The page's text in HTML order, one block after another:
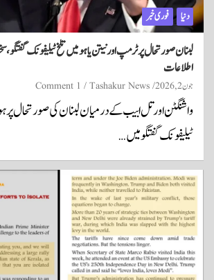
دنیا فوری خبر
لبنان صورتحال پر ٹرمپ اور نیتن یاہو میں تلخ ٹیلیفونک
اطلاعات
جون 2, 2026 Tashakur News
1 Comment
واشنگٹن اور تل ابیب کے درمیان لبنان کی صورتحال پر
ٹیلیفونک گفتگو میں…